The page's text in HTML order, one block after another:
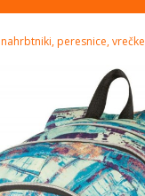
peresnice, vrečke